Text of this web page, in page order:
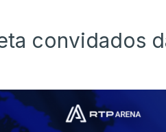
convidados